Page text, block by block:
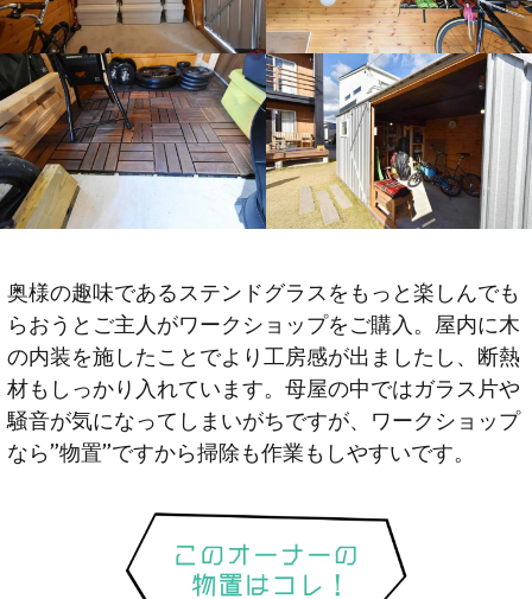
奥様の趣味であるステンドグラスをもっと楽しんでも
らおうとご主人がワークショップをご購入。屋内に木
の内装を施したことでより工房感が出ましたし、断熱
材もしっかり入れています。母屋の中ではガラス片や
騒音が気になってしまいがちですが、ワークショップ
なら”物置”ですから掃除も作業もしやすいです。